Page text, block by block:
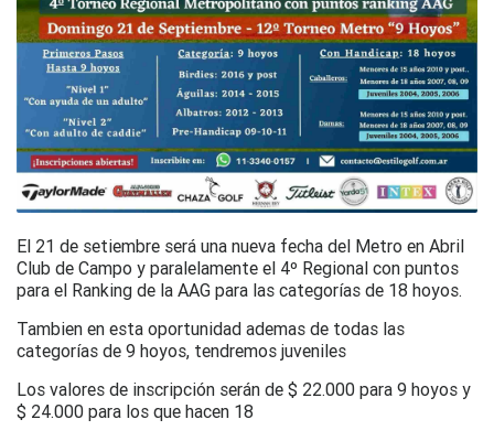
El 21 de setiembre será una nueva fecha del Metro en Abril
Club de Campo y paralelamente el 4º Regional con puntos
para el Ranking de la AAG para las categorías de 18 hoyos.
Tambien en esta oportunidad ademas de todas las
categorías de 9 hoyos, tendremos juveniles
Los valores de inscripción serán de $ 22.000 para 9 hoyos y
$ 24.000 para los que hacen 18